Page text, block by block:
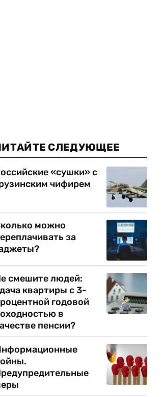
СЛЕДУЮЩЕЕ
«сушки» с
чифирем
можно
за
смешите людей:
квартиры с 3-
годовой
в
пенсии?